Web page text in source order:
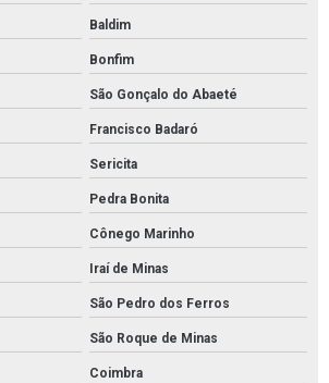
Baldim
Bonfim
São Gonçalo do Abaeté
Francisco Badaró
Sericita
Pedra Bonita
Cônego Marinho
Iraí de Minas
São Pedro dos Ferros
São Roque de Minas
Coimbra